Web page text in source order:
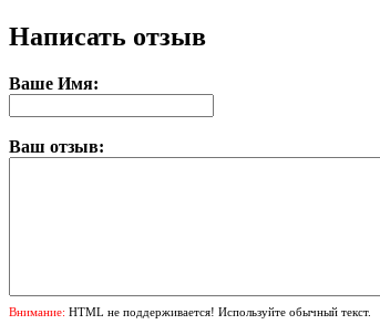
Написать отзыв
Ваше Имя:
Ваш отзыв:
Внимание: HTML не поддерживается! Используйте обычный текст.